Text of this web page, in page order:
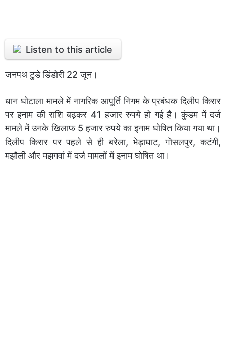
Listen to this article
जनपथ टुडे डिंडोरी 22 जून।
धान घोटाला मामले में नागरिक आपूर्ति निगम के प्रबंधक दिलीप किरार
पर इनाम की राशि बढ़कर 41 हजार रुपये हो गई है। कुंडम में दर्ज
मामले में उनके खिलाफ 5 हजार रुपये का इनाम घोषित किया गया था।
दिलीप किरार पर पहले से ही बरेला, भेड़ाघाट, गोसलपुर, कटंगी,
मझौली और मझगवां में दर्ज मामलों में इनाम घोषित था।